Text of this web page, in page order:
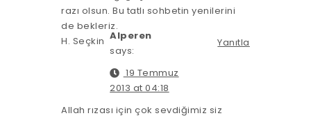
razı olsun. Bu tatlı sohbetin yenilerini
de bekleriz.
H. Seçkin
Yanıtla
Alperen
says:
19 Temmuz
2013 at 04:18
Allah rızası için çok sevdiğimiz siz